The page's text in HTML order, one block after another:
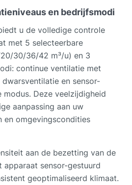
en bedrijfsmodi
u de volledige controle
met 5 selecteerbare
30/36/42 m³/u) en 3
continue ventilatie met
en sensor-
Deze veelzijdigheid
aanpassing aan uw
en omgevingscondities
aan de bezetting van de
apparaat sensor-gestuurd
geoptimaliseerd klimaat.